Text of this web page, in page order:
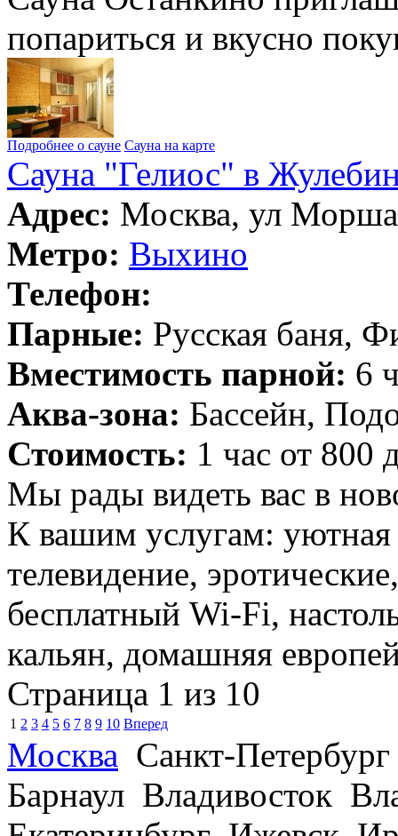
попариться и вкусно
Подробнее о сауне Сауна на карте
Сауна "Гелиос" в
Адрес: Москва, ул
Метро: Выхино
Телефон:
Парные: Русская баня,
Вместимость парной: 6
Аква-зона: Бассейн,
Стоимость: 1 час от 800
Мы рады видеть вас в
К вашим услугам: уютная
телевидение,
бесплатный Wi-Fi,
кальян, домашняя
Страница 1 из 10
1 2 3 4 5 6 7 8 9 10 Вперед
Москва Санкт-
Барнаул Владивосток